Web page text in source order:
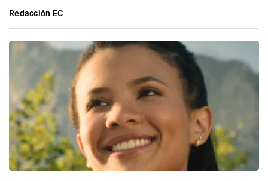
Redacción EC